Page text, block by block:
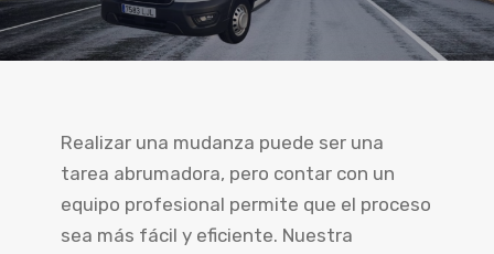
Realizar una mudanza puede ser una
tarea abrumadora, pero contar con un
equipo profesional permite que el proceso
sea más fácil y eficiente. Nuestra